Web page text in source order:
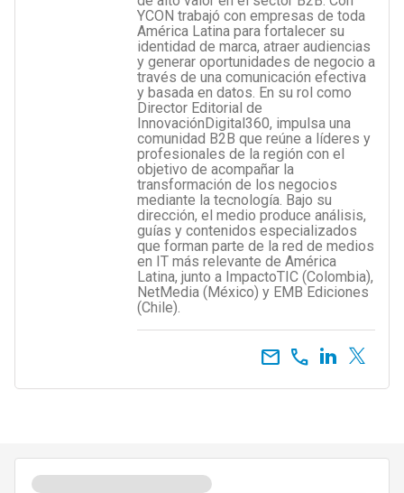
YCON trabajó con empresas de toda
América Latina para fortalecer su
identidad de marca, atraer audiencias
y generar oportunidades de negocio a
través de una comunicación efectiva
y basada en datos. En su rol como
Director Editorial de
InnovaciónDigital360, impulsa una
comunidad B2B que reúne a líderes y
profesionales de la región con el
objetivo de acompañar la
transformación de los negocios
mediante la tecnología. Bajo su
dirección, el medio produce análisis,
guías y contenidos especializados
que forman parte de la red de medios
en IT más relevante de América
Latina, junto a ImpactoTIC (Colombia),
NetMedia (México) y EMB Ediciones
(Chile).
call
email